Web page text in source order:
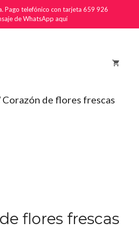
Pago telefónico con tarjeta 659 926
de WhatsApp aquí
Corazón de flores frescas
flores frescas